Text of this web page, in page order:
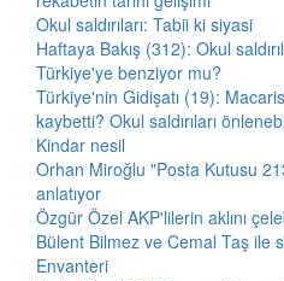
Okul saldırıları: Tabii ki siyasi
Haftaya Bakış (312): Okul
Türkiye'ye benziyor mu?
Türkiye'nin Gidişatı (19):
kaybetti? Okul saldırıları
Kindar nesil
Orhan Miroğlu "Posta Kutusu
anlatıyor
Özgür Özel AKP'lilerin aklını
Bülent Bilmez ve Cemal Taş ile
Envanteri